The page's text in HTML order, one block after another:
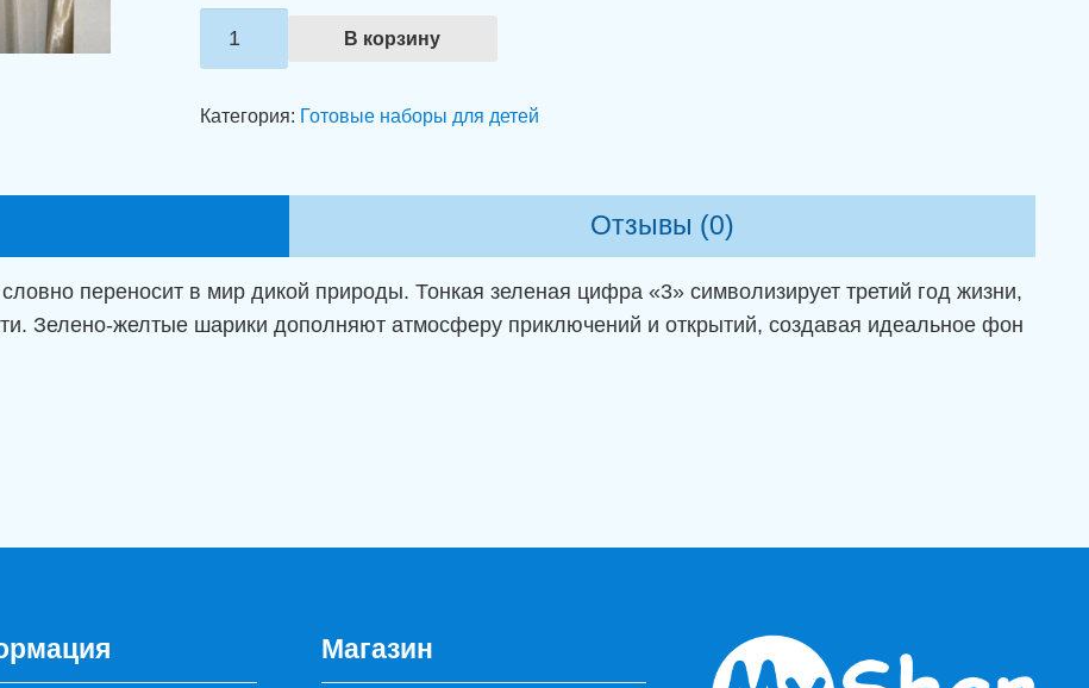
шаров
вечеринка"
В корзину
Категория: Готовые наборы для детей
Отзывы (0)
переносит в мир дикой природы. Тонкая зеленая цифра «3» символизирует третий год жизни,
Зелено-желтые шарики дополняют атмосферу приключений и открытий, создавая идеальное фон
Магазин